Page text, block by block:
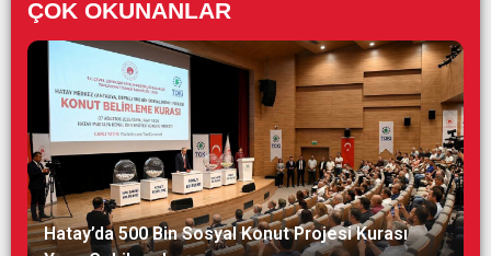
ÇOK OKUNANLAR
Hatay’da 500 Bin Sosyal Konut Projesi Kurası